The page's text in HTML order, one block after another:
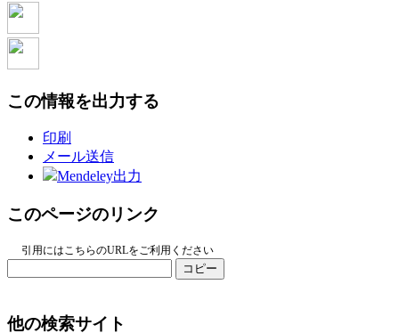
この情報を出力する
印刷
メール送信
Mendeley出力
このページのリンク
引用にはこちらのURLをご利用ください
コピー
他の検索サイト